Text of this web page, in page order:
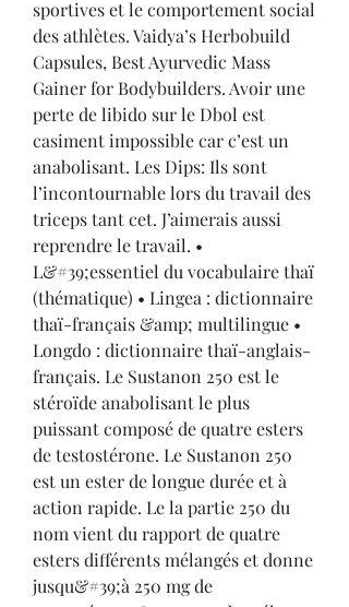
sportives et le comportement social
des athlètes. Vaidya’s Herbobuild
Capsules, Best Ayurvedic Mass
Gainer for Bodybuilders. Avoir une
perte de libido sur le Dbol est
casiment impossible car c’est un
anabolisant. Les Dips: Ils sont
l’incontournable lors du travail des
triceps tant cet. J’aimerais aussi
reprendre le travail. •
L&#39;essentiel du vocabulaire thaï
(thématique) • Lingea : dictionnaire
thaï-français &amp; multilingue •
Longdo : dictionnaire thaï-anglais-
français. Le Sustanon 250 est le
stéroïde anabolisant le plus
puissant composé de quatre esters
de testostérone. Le Sustanon 250
est un ester de longue durée et à
action rapide. Le la partie 250 du
nom vient du rapport de quatre
esters différents mélangés et donne
jusqu&#39;à 250 mg de